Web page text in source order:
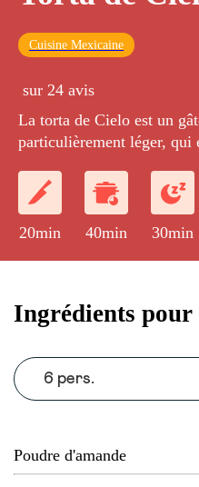
Cuisine Mexicaine
sur 24 avis
La torta de Cielo est un
particulièrement léger, qui
20min 40min 30min
Ingrédients pour
6 pers.
Poudre d'amande